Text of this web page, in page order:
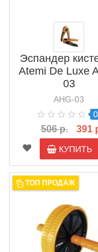
Эспандер
Atemi De Luxe
03
AHG-03
0
506 р. 391
КУПИТЬ
ТОП ПРОДАЖ